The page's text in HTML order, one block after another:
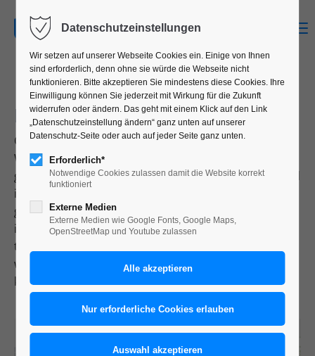
INFOGRAFIK
Ob für Geschäftsberichte oder einfach nur
Wegbeschreibungen auf Internetseiten — individuell
gestaltete Grafiken im Stil des Corporate-Designs sind
immer ein interessanter Eyecatcher. Aber auch gut
gestaltete Balken- oder Tortendiagramme können
illustrativ gestaltet werden, sodass auch hier die
trockensten Inhalte ansprechend und unterhaltsam
wiedergegeben werden. Lassen Sie sich durch
kreative Umsetzungen überraschen.
Ladungssicherung:
Datenschutzeinstellungen
Wir setzen auf unserer Webseite Cookies ein. Einige von Ihnen
sind erforderlich, denn ohne sie würde die Webseite nicht
funktionieren. Bitte akzeptieren Sie mindestens diese Cookies. Ihre
Einwilligung können Sie jederzeit mit Wirkung für die Zukunft
widerrufen oder ändern. Das geht mit einem Klick auf den Link
„Datenschutzeinstellung ändern“ ganz unten auf unserer
Datenschutz-Seite oder auch auf jeder Seite ganz unten.
Erforderlich*
Notwendige Cookies zulassen damit die Website korrekt
funktioniert
Externe Medien
Externe Medien wie Google Fonts, Google Maps,
OpenStreetMap und Youtube zulassen